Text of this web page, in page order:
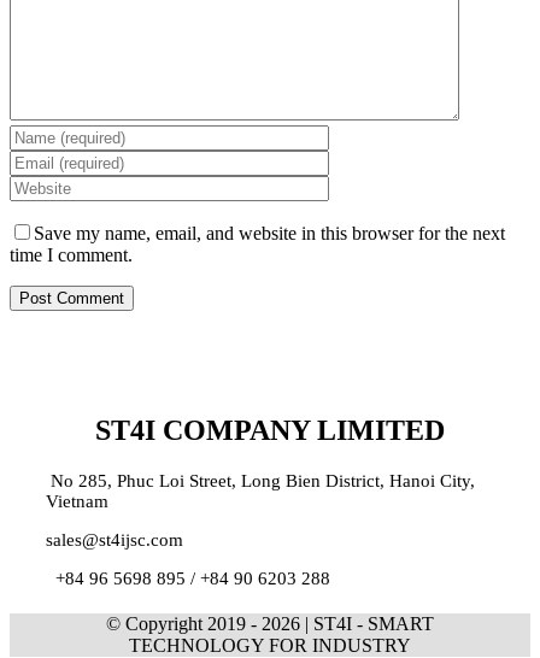
Save my name, email, and website in this browser for the next
time I comment.
ST4I COMPANY LIMITED
No 285, Phuc Loi Street, Long Bien District, Hanoi City,
Vietnam
sales@st4ijsc.com
+84 96 5698 895 / +84 90 6203 288
© Copyright 2019 - 2026 | ST4I - SMART
TECHNOLOGY FOR INDUSTRY